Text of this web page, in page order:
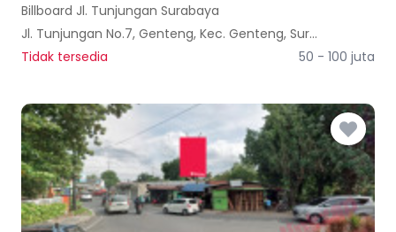
Billboard Jl. Tunjungan Surabaya
Jl. Tunjungan No.7, Genteng, Kec. Genteng, Surabaya, Jawa Timur 60275, Indonesia
Tidak tersedia
50 - 100 juta